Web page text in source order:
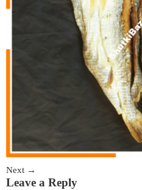
Next →
Leave a Reply